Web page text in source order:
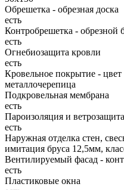
Обрешетка - обрезная доска
есть
Контробрешетка - обрезной
есть
Огнебиозащита кровли
есть
Кровельное покрытие -
металлочерепица
Подкровельная мембрана
есть
Пароизоляция и ветрозащита
есть
Наружная отделка стен,
имитация бруса 12,5мм,
Вентилируемый фасад -
есть
Пластиковые окна